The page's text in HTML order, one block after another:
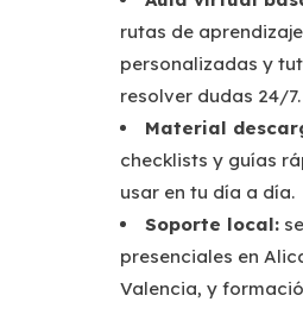
rutas de aprendizaje
personalizadas y
resolver dudas 24/7.
Material
checklists y guías
usar en tu día a día.
Soporte local:
presenciales en
Valencia, y